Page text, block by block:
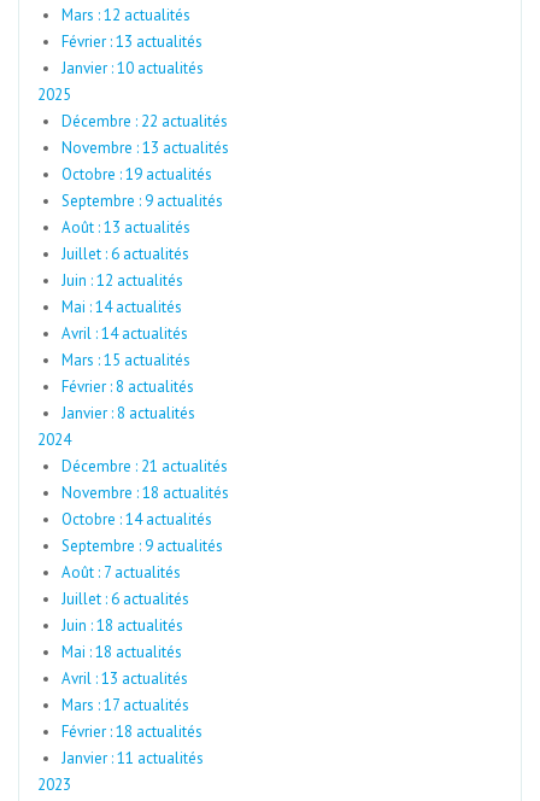
Mars : 12 actualités
Février : 13 actualités
Janvier : 10 actualités
2025
Décembre : 22 actualités
Novembre : 13 actualités
Octobre : 19 actualités
Septembre : 9 actualités
Août : 13 actualités
Juillet : 6 actualités
Juin : 12 actualités
Mai : 14 actualités
Avril : 14 actualités
Mars : 15 actualités
Février : 8 actualités
Janvier : 8 actualités
2024
Décembre : 21 actualités
Novembre : 18 actualités
Octobre : 14 actualités
Septembre : 9 actualités
Août : 7 actualités
Juillet : 6 actualités
Juin : 18 actualités
Mai : 18 actualités
Avril : 13 actualités
Mars : 17 actualités
Février : 18 actualités
Janvier : 11 actualités
2023